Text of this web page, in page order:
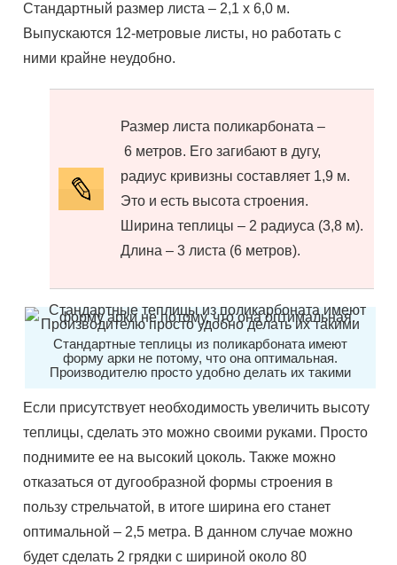
Стандартный размер листа – 2,1 х 6,0 м.
Выпускаются 12-метровые листы, но работать с
ними крайне неудобно.
Размер листа поликарбоната –
6 метров. Его загибают в дугу,
радиус кривизны составляет 1,9 м.
Это и есть высота строения.
Ширина теплицы – 2 радиуса (3,8 м).
Длина – 3 листа (6 метров).
Стандартные теплицы из поликарбоната имеют
форму арки не потому, что она оптимальная.
Производителю просто удобно делать их такими
Если присутствует необходимость увеличить высоту
теплицы, сделать это можно своими руками. Просто
поднимитеее на высокий цоколь. Также можно
отказаться от дугообразной формы строения в
пользу стрельчатой, в итоге ширина его станет
оптимальной – 2,5 метра. В данном случае можно
будет сделать 2 грядки с шириной около 80